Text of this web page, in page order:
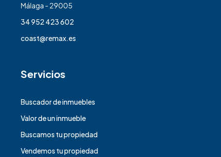
Málaga - 29005
34 952 423 602
coast@remax.es
Servicios
Buscador de inmuebles
Valor de un inmueble
Buscamos tu propiedad
Vendemos tu propiedad